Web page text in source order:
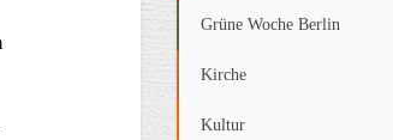
Grüne Woche Berlin
Kirche
Kultur